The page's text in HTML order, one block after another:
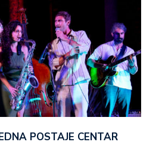
POSTAJE CENTAR